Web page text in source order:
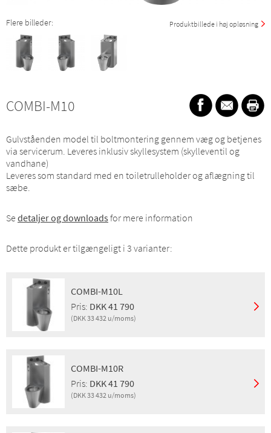
Produktbillede i høj opløsning
Flere billeder:
COMBI-M10
Gulvståenden model til boltmontering gennem væg og betjenes
via servicerum. Leveres inklusiv skyllesystem (skylleventil og
vandhane)
Leveres som standard med en toiletrulleholder og aflægning til
sæbe.
Se detaljer og downloads for mere information
Dette produkt er tilgængeligt i 3 varianter:
COMBI-M10L
Pris: DKK 41 790
(DKK 33 432 u/moms)
Pris m/moms:
Pris u/moms:
DKK 33 432
GTIN:
8719585000139
Produktgruppe: SANITET
COMBI-M10R
Pris: DKK 41 790
(DKK 33 432 u/moms)